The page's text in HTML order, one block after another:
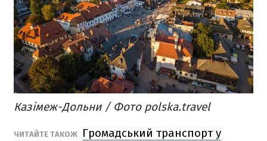
Казімеж-Дольни / Фото polska.travel
ЧИТАЙТЕ ТАКОЖ
Громадський транспорт у